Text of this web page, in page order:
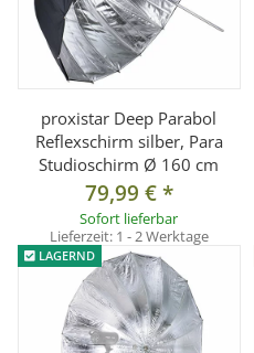
proxistar Deep Parabol
Reflexschirm silber, Para
Studioschirm Ø 160 cm
79,99 €*
Sofort lieferbar
Lieferzeit: 1 - 2 Werktage
LAGERND